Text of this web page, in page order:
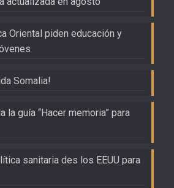
Oriental piden educación y
Somalia!
la guía “Hacer memoria” para
sanitaria des los EEUU para